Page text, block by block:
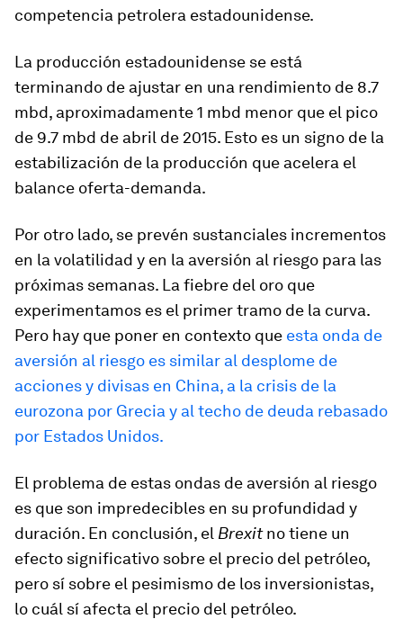
competencia petrolera estadounidense.
La producción estadounidense se está
terminando de ajustar en una rendimiento de 8.7
mbd, aproximadamente 1 mbd menor que el pico
de 9.7 mbd de abril de 2015. Esto es un signo de la
estabilización de la producción que acelera el
balance oferta-demanda.
Por otro lado, se prevén sustanciales incrementos
en la volatilidad y en la aversión al riesgo para las
próximas semanas. La fiebre del oro que
experimentamos es el primer tramo de la curva.
Pero hay que poner en contexto que esta onda de
aversión al riesgo es similar al desplome de
acciones y divisas en China, a la crisis de la
eurozona por Grecia y al techo de deuda rebasado
por Estados Unidos.
El problema de estas ondas de aversión al riesgo
es que son impredecibles en su profundidad y
duración. En conclusión, el Brexitno tiene un
efecto significativo sobre el precio del petróleo,
pero sí sobre el pesimismo de los inversionistas,
lo cuál sí afecta el precio del petróleo.